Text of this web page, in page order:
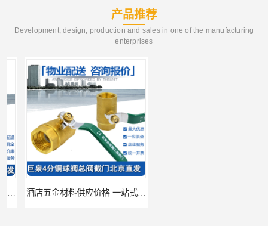
产品推荐
Development, design, production and sales in one of the manufacturing
enterprises
酒店五金材料供应价格 一站式配送